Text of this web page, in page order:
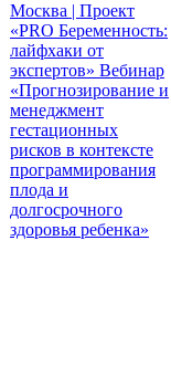
Москва | Проект
«PRO Беременность:
лайфхаки от
экспертов» Вебинар
«Прогнозирование и
менеджмент
гестационных
рисков в контексте
программирования
плода и
долгосрочного
здоровья ребенка»